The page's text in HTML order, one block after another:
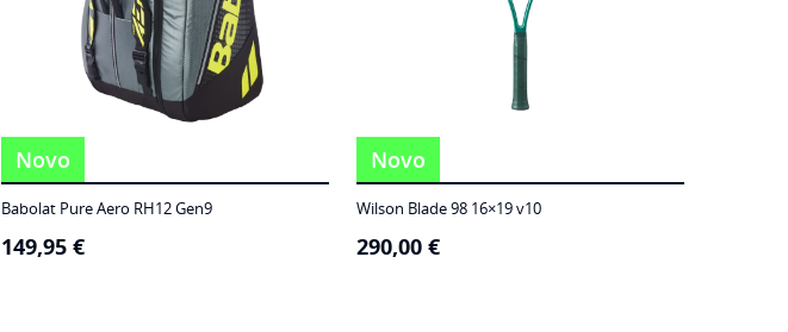
Novo
Babolat Pure Aero RH12 Gen9
149,95 €
Novo
Wilson Blade 98 16×19 v10
290,00 €